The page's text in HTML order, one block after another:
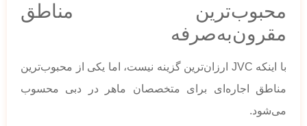
محبوب‌ترین مناطق
مقرون‌به‌صرفه
با اینکه JVC ارزان‌ترین گزینه نیست، اما یکی از محبوب‌ترین
مناطق اجاره‌ای برای متخصصان ماهر در دبی محسوب
می‌شود.